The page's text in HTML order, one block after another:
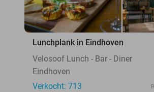
Lunchplank in Eindhoven
Velosoof Lunch - Bar - Diner
Eindhoven
Verkocht: 713